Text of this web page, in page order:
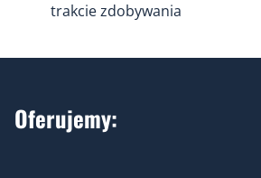
trakcie zdobywania
Oferujemy: